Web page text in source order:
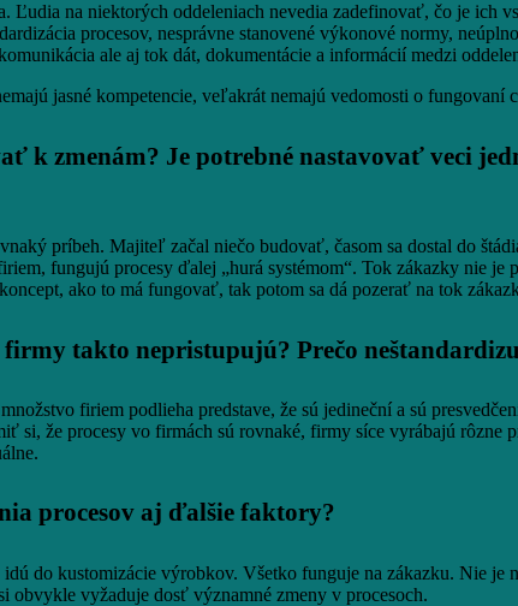
Ľudia na niektorých oddeleniach nevedia zadefinovať, čo je
procesov, nesprávne stanovené výkonové normy,
ale aj tok dát, dokumentácie a informácií medzi
jasné kompetencie, veľakrát nemajú vedomosti o
k zmenám? Je potrebné nastavovať veci
príbeh. Majiteľ začal niečo budovať, časom sa dostal do
fungujú procesy ďalej „hurá systémom“. Tok zákazky nie
ako to má fungovať, tak potom sa dá pozerať na tok
takto nepristupujú? Prečo
firiem podlieha predstave, že sú jedineční a sú
si, že procesy vo firmách sú rovnaké, firmy síce vyrábajú
procesov aj ďalšie faktory?
idú do kustomizácie výrobkov. Všetko funguje na zákazku. Nie
obvykle vyžaduje dosť významné zmeny v procesoch.